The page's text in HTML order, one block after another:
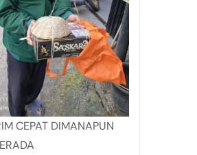
CEPAT DIMANAPUN